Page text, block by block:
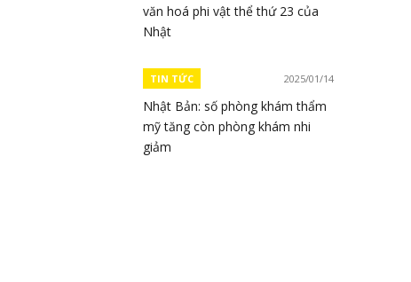
văn hoá phi vật thể thứ 23 của
Nhật
TIN TỨC 2025/01/14
Nhật Bản: số phòng khám thẩm
mỹ tăng còn phòng khám nhi
giảm